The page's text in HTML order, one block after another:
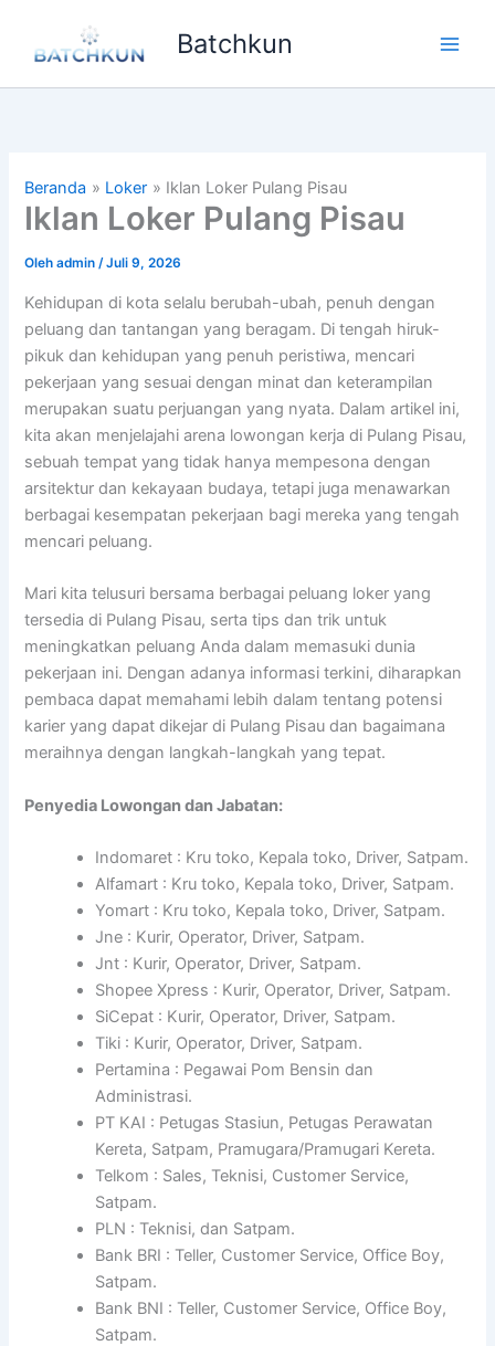
konten
Batchkun
Beranda Loker Iklan Loker Pulang Pisau
Iklan Loker Pulang Pisau
Olehadmin/Juli 9, 2026
Kehidupan di kota selalu berubah-ubah, penuh dengan
peluang dan tantangan yang beragam. Di tengah hiruk-
pikuk dan kehidupan yang penuh peristiwa, mencari
pekerjaan yang sesuai dengan minat dan keterampilan
merupakan suatu perjuangan yang nyata. Dalam artikel ini,
kita akan menjelajahi arena lowongan kerja di Pulang Pisau,
sebuah tempat yang tidak hanya mempesona dengan
arsitektur dan kekayaan budaya, tetapi juga menawarkan
berbagai kesempatan pekerjaan bagi mereka yang tengah
mencari peluang.
Mari kita telusuri bersama berbagai peluang loker yang
tersedia di Pulang Pisau, serta tips dan trik untuk
meningkatkan peluang Anda dalam memasuki dunia
pekerjaan ini. Dengan adanya informasi terkini, diharapkan
pembaca dapat memahami lebih dalam tentang potensi
karier yang dapat dikejar di Pulang Pisau dan bagaimana
meraihnya dengan langkah-langkah yang tepat.
Penyedia Lowongan dan Jabatan:
Indomaret : Kru toko, Kepala toko, Driver, Satpam.
Alfamart : Kru toko, Kepala toko, Driver, Satpam.
Yomart : Kru toko, Kepala toko, Driver, Satpam.
Jne : Kurir, Operator, Driver, Satpam.
Jnt : Kurir, Operator, Driver, Satpam.
Shopee Xpress : Kurir, Operator, Driver, Satpam.
SiCepat : Kurir, Operator, Driver, Satpam.
Tiki : Kurir, Operator, Driver, Satpam.
Pertamina : Pegawai Pom Bensin dan
Administrasi.
PT KAI : Petugas Stasiun, Petugas Perawatan
Kereta, Satpam, Pramugara/Pramugari Kereta.
Telkom : Sales, Teknisi, Customer Service,
Satpam.
PLN : Teknisi, dan Satpam.
Bank BRI : Teller, Customer Service, Office Boy,
Satpam.
Bank BNI : Teller, Customer Service, Office Boy,
Satpam.